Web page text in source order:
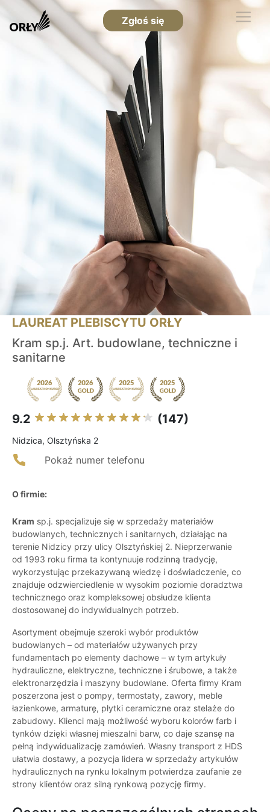
Zgłoś się
LAUREAT PLEBISCYTU ORŁY
Kram sp.j. Art. budowlane, techniczne i
sanitarne
9.2 (147)
Nidzica, Olsztyńska 2
Pokaż numer telefonu
O firmie:
Kram sp.j. specjalizuje się w sprzedaży materiałów
budowlanych, technicznych i sanitarnych, działając na
terenie Nidzicy przy ulicy Olsztyńskiej 2. Nieprzerwanie
od 1993 roku firma ta kontynuuje rodzinną tradycję,
wykorzystując przekazywaną wiedzę i doświadczenie, co
znajduje odzwierciedlenie w wysokim poziomie doradztwa
technicznego oraz kompleksowej obsłudze klienta
dostosowanej do indywidualnych potrzeb.
Asortyment obejmuje szeroki wybór produktów
budowlanych – od materiałów używanych przy
fundamentach po elementy dachowe – w tym artykuły
hydrauliczne, elektryczne, techniczne i śrubowe, a także
elektronarzędzia i maszyny budowlane. Oferta firmy Kram
poszerzona jest o pompy, termostaty, zawory, meble
łazienkowe, armaturę, płytki ceramiczne oraz stelaże do
zabudowy. Klienci mają możliwość wyboru kolorów farb i
tynków dzięki własnej mieszalni barw, co daje szansę na
pełną indywidualizację zamówień. Własny transport z HDS
ułatwia dostawy, a pozycja lidera w sprzedaży artykułów
hydraulicznych na rynku lokalnym potwierdza zaufanie ze
strony klientów oraz silną rynkową pozycję firmy.